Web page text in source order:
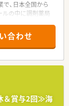
にて3ヶ月程のド
務｣のどちらか
ジションに就く
目でエリアマネ
業だからこそ 昇
、日本全国から
の中に調剤薬局
処方箋を応需して
ルを磨くことが
ポート』できま
セルフメディケ
身につけられる環
す。
合わせ
＆賞与2回≫海